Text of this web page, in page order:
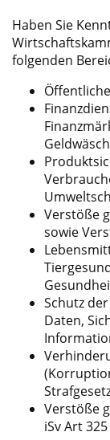
Haben Sie
folgenden
Verstöße
sowie
Schutz
Daten,
Verstöße
iSv Art